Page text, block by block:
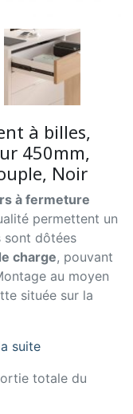
à billes,
450mm,
Noir
à fermeture
permettent un
sont dôtées
charge, pouvant
au moyen
située sur la
suite
totale du